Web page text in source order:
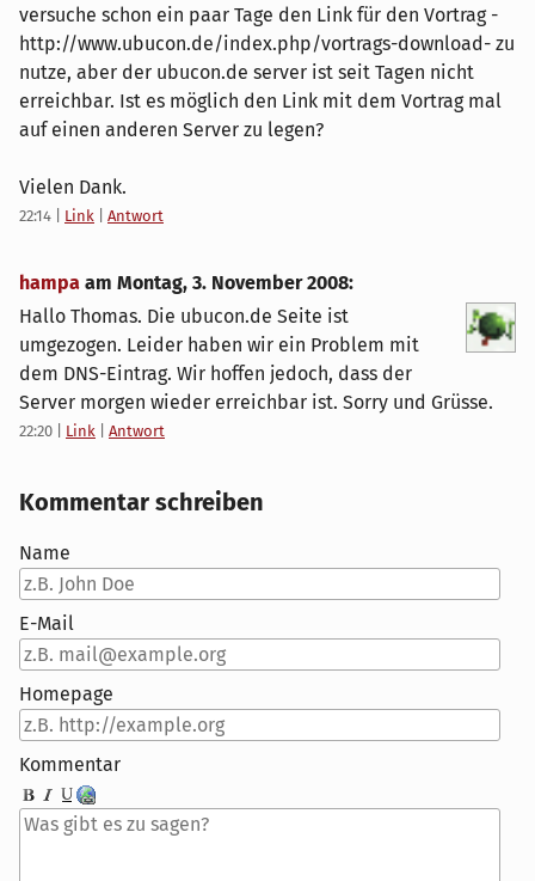
versuche schon ein paar Tage den Link für den Vortrag -
http://www.ubucon.de/index.php/vortrags-download- zu
nutze, aber der ubucon.de server ist seit Tagen nicht
erreichbar. Ist es möglich den Link mit dem Vortrag mal
auf einen anderen Server zu legen?
Vielen Dank.
22:14 Link Antwort
hampa am Montag, 3. November 2008:
Hallo Thomas. Die ubucon.de Seite ist
umgezogen. Leider haben wir ein Problem mit
dem DNS-Eintrag. Wir hoffen jedoch, dass der
Server morgen wieder erreichbar ist. Sorry und Grüsse.
22:20 Link Antwort
Kommentar schreiben
Name
E-Mail
Homepage
Kommentar